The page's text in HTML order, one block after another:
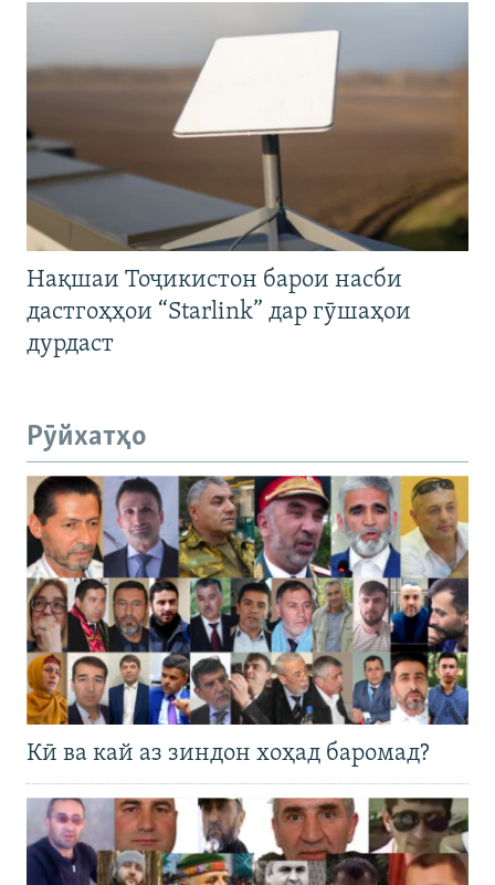
Нақшаи Тоҷикистон барои насби
дастгоҳҳои “Starlink” дар гӯшаҳои
дурдаст
Рӯйхатҳо
Кӣ ва кай аз зиндон хоҳад баромад?